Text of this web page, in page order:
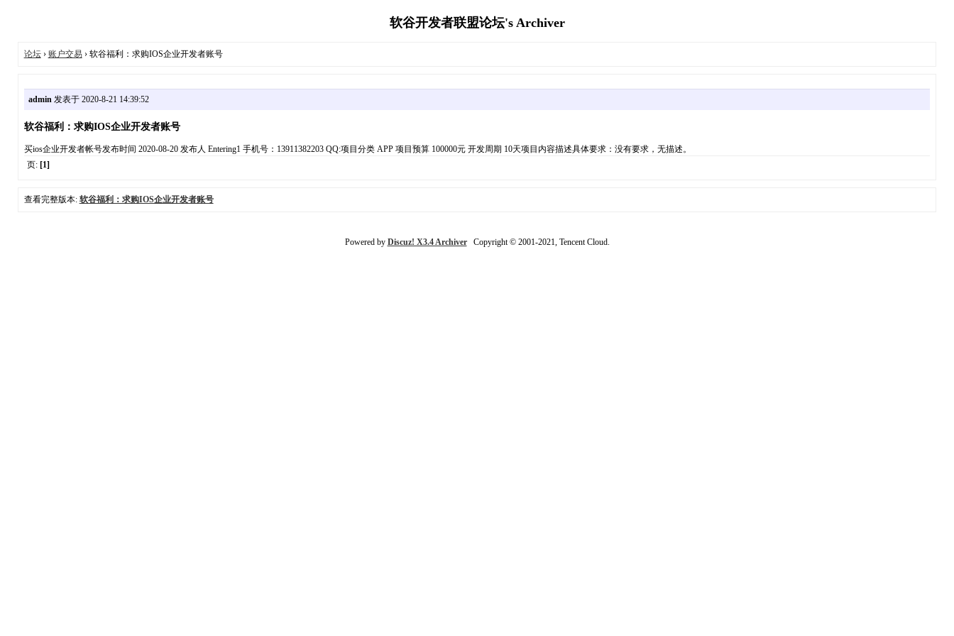
软谷开发者联盟论坛's Archiver
论坛› 账户交易› 软谷福利：求购IOS企业开发者账号
admin发表于 2020-8-21 14:39:52
软谷福利：求购IOS企业开发者账号
买ios企业开发者帐号发布时间 2020-08-20 发布人 Entering1 手机号：13911382203 QQ:项目分类 APP 项目预算 100000元 开发周期 10天项目内容描述具体要求：没有要求，无描述。
页: [1]
查看完整版本: 软谷福利：求购IOS企业开发者账号
Powered by Discuz! X3.4 ArchiverCopyright © 2001-2021, Tencent Cloud.